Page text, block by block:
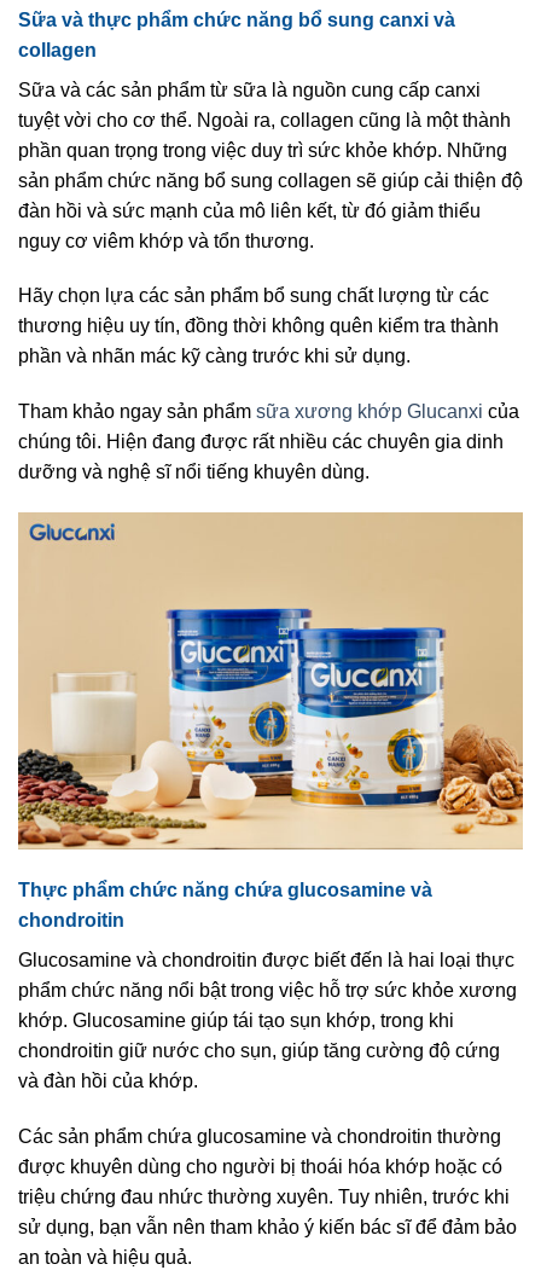
Sữa và thực phẩm chức năng bổ sung canxi và
collagen
Sữa và các sản phẩm từ sữa là nguồn cung cấp canxi
tuyệt vời cho cơ thể. Ngoài ra, collagen cũng là một thành
phần quan trọng trong việc duy trì sức khỏe khớp. Những
sản phẩm chức năng bổ sung collagen sẽ giúp cải thiện độ
đàn hồi và sức mạnh của mô liên kết, từ đó giảm thiểu
nguy cơ viêm khớp và tổn thương.
Hãy chọn lựa các sản phẩm bổ sung chất lượng từ các
thương hiệu uy tín, đồng thời không quên kiểm tra thành
phần và nhãn mác kỹ càng trước khi sử dụng.
Tham khảo ngay sản phẩm sữa xương khớp Glucanxi của
chúng tôi. Hiện đang được rất nhiều các chuyên gia dinh
dưỡng và nghệ sĩ nổi tiếng khuyên dùng.
Thực phẩm chức năng chứa glucosamine và
chondroitin
Glucosamine và chondroitin được biết đến là hai loại thực
phẩm chức năng nổi bật trong việc hỗ trợ sức khỏe xương
khớp. Glucosamine giúp tái tạo sụn khớp, trong khi
chondroitin giữ nước cho sụn, giúp tăng cường độ cứng
và đàn hồi của khớp.
Các sản phẩm chứa glucosamine và chondroitin thường
được khuyên dùng cho người bị thoái hóa khớp hoặc có
triệu chứng đau nhức thường xuyên. Tuy nhiên, trước khi
sử dụng, bạn vẫn nên tham khảo ý kiến bác sĩ để đảm bảo
an toàn và hiệu quả.